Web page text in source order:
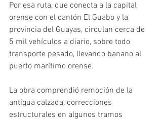
Por esa ruta, que conecta a la capital
orense con el cantón El Guabo y la
provincia del Guayas, circulan cerca de
5 mil vehículos a diario, sobre todo
transporte pesado, llevando banano al
puerto marítimo orense.
La obra comprendió remoción de la
antigua calzada, correcciones
estructurales en algunos tramos